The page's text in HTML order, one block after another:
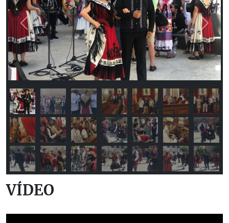
Previous Next
VÍDEO